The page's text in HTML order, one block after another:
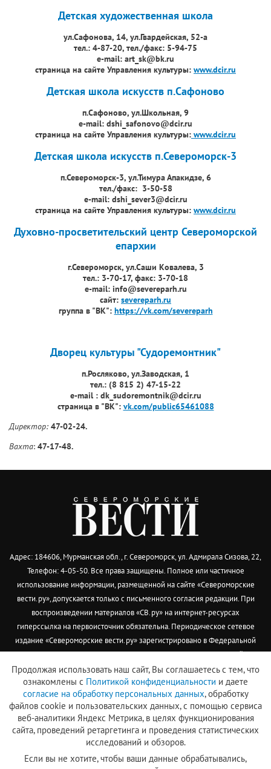
Детская художественная школа
ул.Сафонова, 14, ул.Гвардейская, 52-а
тел.: 4-87-20, тел./факс: 5-94-75
e-mail: art_sk@bk.ru
страница на сайте Управления культуры: www.dcir.ru
Детская школа искусств п.Сафоново
п.Сафоново, ул.Школьная, 9
e-mail: dshi_safonovo@dcir.ru
страница на сайте Управления культуры: www.dcir.ru
Детская школа искусств п.Североморск-3
п.Североморск-3, ул.Тимура Апакидзе, 6
тел./факс: 3-50-58
e-mail: dshi_sever3@dcir.ru
страница на сайте Управления культуры: www.dcir.ru
Духовно-просветительский центр Североморской
епархии
г.Североморск, ул.Саши Ковалева, 3
тел.: 3-70-17, факс: 3-70-18
e-mail: info@severeparh.ru
сайт: severeparh.ru
группа в "ВК": https://vk.com/severeparh
Дворец культуры "Судоремонтник"
п.Росляково, ул.Заводская, 1
тел.: (8 815 2) 47-15-22
e-mail : dk_sudoremontnik@dcir.ru
страница в "ВК": vk.com/public65461088
Директор: 47-02-24.
Вахта: 47-17-48.
Адрес: 184606, Мурманская обл., г. Североморск, ул. Адмирала Сизова, 22,
Телефон: 4-05-50. Все права защищены. Полное или частичное
использование информации, размещенной на сайте «Североморские
вести.ру», допускается только с письменного согласия редакции. При
воспроизведении материалов «СВ.ру» на интернет-ресурсах
гиперссылка на первоисточник обязательна. Периодическое сетевое
издание «Североморские вести.ру» зарегистрировано в Федеральной
службе по надзору в сфере связи, информационных технологий и
массовых коммуникаций (Роскомнадзор) 29 декабря 2018 года. Запись о
регистрации Эл № ФС77–74746.
Учредитель: МБУ "Североморский информационо-аналитический центр"
И.о. главного редактора: Кузьмина И.А.
mail@s-vesti.ru
12+
Политика в отношении обработки персональных данных
Продолжая использовать наш сайт, Вы соглашаетесь с тем, что
ознакомлены с Политикой конфиденциальности и даете
согласие на обработку персональных данных, обработку
файлов cookie и пользовательских данных, с помощью сервиса
веб-аналитики Яндекс Метрика, в целях функционирования
сайта, проведений ретаргетинга и проведения статистических
исследований и обзоров.
Если вы не хотите, чтобы ваши данные обрабатывались,